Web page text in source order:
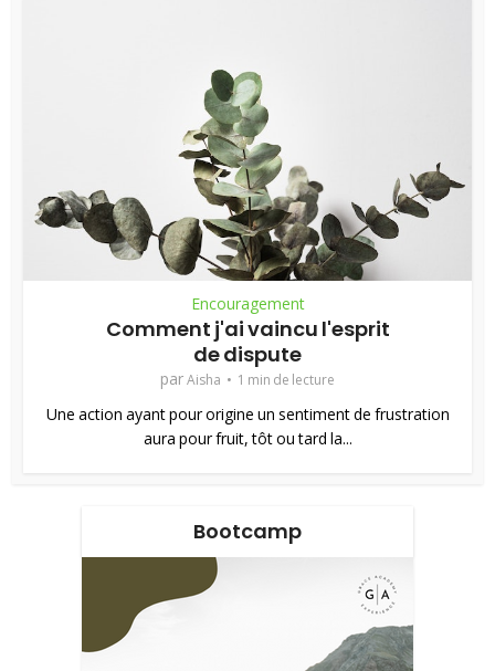
Encouragement
Comment j'ai vaincu l'esprit
de dispute
parAisha 1 min de lecture
Une action ayant pour origine un sentiment de frustration
aura pour fruit, tôt ou tard la...
Bootcamp